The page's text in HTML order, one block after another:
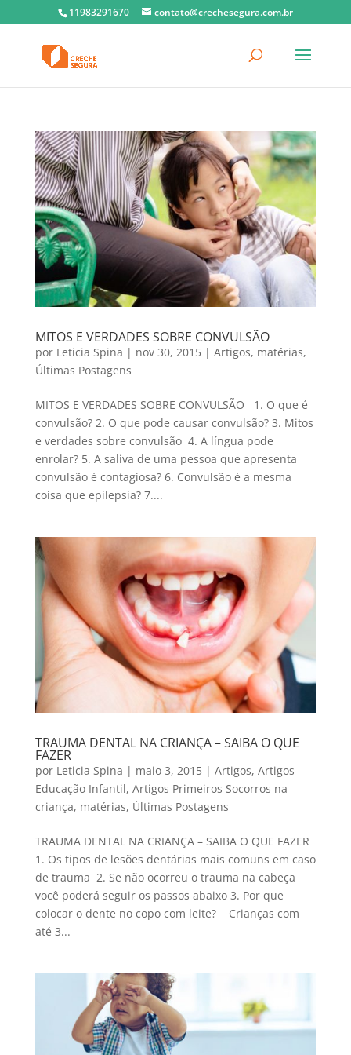
11983291670 contato@crechesegura.com.br
MITOS E VERDADES SOBRE CONVULSÃO
por Leticia Spina | nov 30, 2015| Artigos, matérias,
Últimas Postagens
MITOS E VERDADES SOBRE CONVULSÃO 1. O que é
convulsão? 2. O que pode causar convulsão? 3. Mitos
e verdades sobre convulsão 4. A língua pode
enrolar? 5. A saliva de uma pessoa que apresenta
convulsão é contagiosa? 6. Convulsão é a mesma
coisa que epilepsia? 7....
TRAUMA DENTAL NA CRIANÇA – SAIBA O QUE
FAZER
por Leticia Spina | maio 3, 2015| Artigos, Artigos
Educação Infantil, Artigos Primeiros Socorros na
criança, matérias, Últimas Postagens
TRAUMA DENTAL NA CRIANÇA – SAIBA O QUE FAZER
1. Os tipos de lesões dentárias mais comuns em caso
de trauma 2. Se não ocorreu o trauma na cabeça
você poderá seguir os passos abaixo 3. Por que
colocar o dente no copo com leite? Crianças com
até 3...